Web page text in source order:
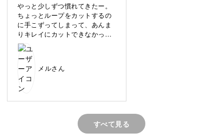
布の張り方から解説するので、初心者さんもぜひ挑戦して
ください！
ハンドメイドで北欧風アート作品が完成！
円を組み合わせて表現したお花のモチーフは、シンプルな
北欧風のデザインです。
やっと少しずつ慣れてきたー。
ちょっとループをカットするの
に手こずってしまって、あんま
りキレイにカットできなかった
なー。これは先にカットしとく
のもありなのかなー⁇
メルさん
すべて見る